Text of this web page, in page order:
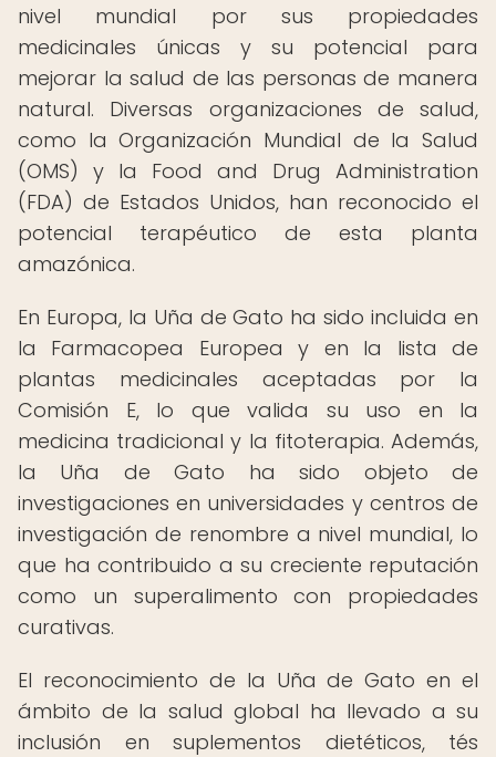
nivel mundial por sus propiedades
medicinales únicas y su potencial para
mejorar la salud de las personas de manera
natural. Diversas organizaciones de salud,
como la Organización Mundial de la Salud
(OMS) y la Food and Drug Administration
(FDA) de Estados Unidos, han reconocido el
potencial terapéutico de esta planta
amazónica.
En Europa, la Uña de Gato ha sido incluida en
la Farmacopea Europea y en la lista de
plantas medicinales aceptadas por la
Comisión E, lo que valida su uso en la
medicina tradicional y la fitoterapia. Además,
la Uña de Gato ha sido objeto de
investigaciones en universidades y centros de
investigación de renombre a nivel mundial, lo
que ha contribuido a su creciente reputación
como un superalimento con propiedades
curativas.
El reconocimiento de la Uña de Gato en el
ámbito de la salud global ha llevado a su
inclusión en suplementos dietéticos, tés